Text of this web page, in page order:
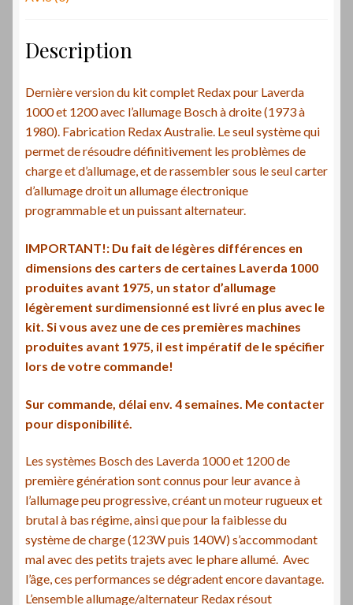
alternator
1000
and
1200
Description
Dernière version du kit complet Redax pour Laverda
1000 et 1200 avec l’allumage Bosch à droite (1973 à
1980). Fabrication Redax Australie. Le seul système qui
permet de résoudre définitivement les problèmes de
charge et d’allumage, et de rassembler sous le seul carter
d’allumage droit un allumage électronique
programmable et un puissant alternateur.
IMPORTANT!: Du fait de légères différences en
dimensions des carters de certaines Laverda 1000
produites avant 1975, un stator d’allumage
légèrement surdimensionné est livré en plus avec le
kit. Si vous avez une de ces premières machines
produites avant 1975, il est impératif de le spécifier
lors de votre commande!
Sur commande, délai env. 4 semaines. Me contacter
pour disponibilité.
Les systèmes Bosch des Laverda 1000 et 1200 de
première génération sont connus pour leur avance à
l’allumage peu progressive, créant un moteur rugueux et
brutal à bas régime, ainsi que pour la faiblesse du
système de charge (123W puis 140W) s’accommodant
mal avec des petits trajets avec le phare allumé. Avec
l’âge, ces performances se dégradent encore davantage.
L’ensemble allumage/alternateur Redax résout